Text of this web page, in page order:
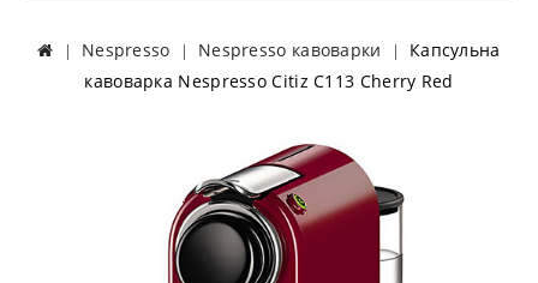
Nespresso Nespresso кавоварки
Капсульна
кавоварка Nespresso Citiz C113 Cherry Red